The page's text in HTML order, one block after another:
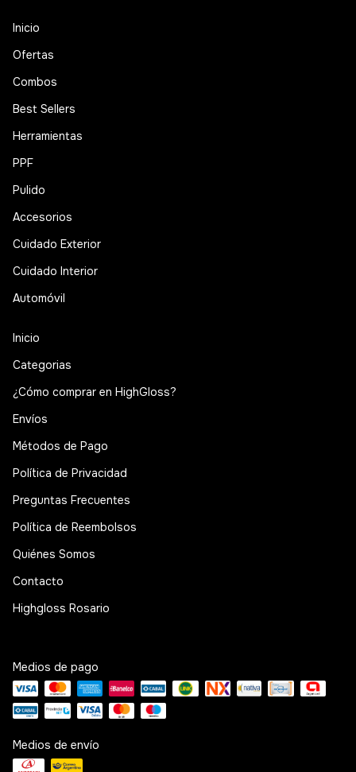
Inicio
Ofertas
Combos
Best Sellers
Herramientas
PPF
Pulido
Accesorios
Cuidado Exterior
Cuidado Interior
Automóvil
Inicio
Categorias
¿Cómo comprar en HighGloss?
Envíos
Métodos de Pago
Política de Privacidad
Preguntas Frecuentes
Política de Reembolsos
Quiénes Somos
Contacto
Highgloss Rosario
Medios de pago
Medios de envío